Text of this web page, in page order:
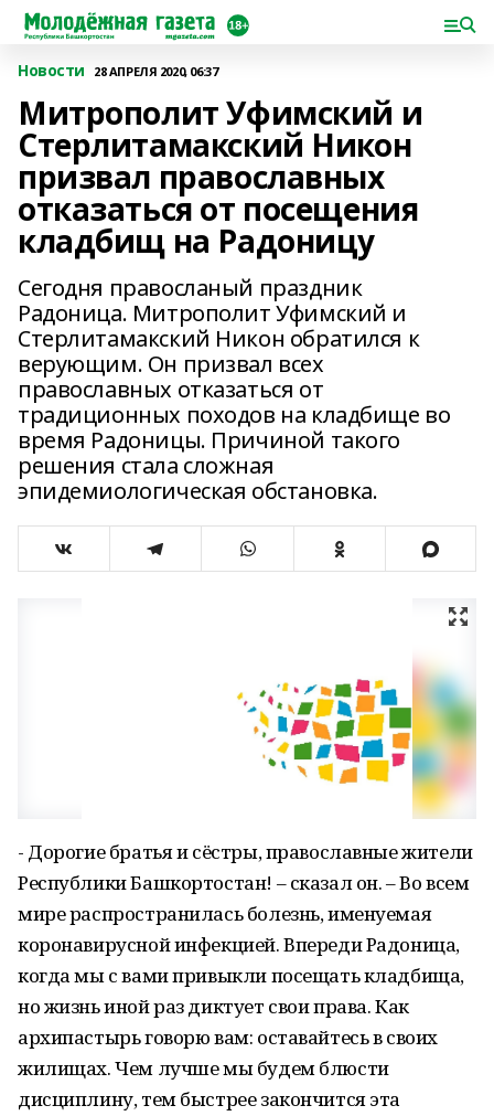
Новости 28 АПРЕЛЯ 2020, 06:37
Митрополит Уфимский и
Стерлитамакский Никон
призвал православных
отказаться от посещения
кладбищ на Радоницу
Сегодня правосланый праздник
Радоница. Митрополит Уфимский и
Стерлитамакский Никон обратился к
верующим. Он призвал всех
православных отказаться от
традиционных походов на кладбище во
время Радоницы. Причиной такого
решения стала сложная
эпидемиологическая обстановка.
- Дорогие братья и сёстры, православные жители
Республики Башкортостан! – сказал он. – Во всем
мире распространилась болезнь, именуемая
коронавирусной инфекцией. Впереди Радоница,
когда мы с вами привыкли посещать кладбища,
но жизнь иной раз диктует свои права. Как
архипастырь говорю вам: оставайтесь в своих
жилищах. Чем лучше мы будем блюсти
дисциплину, тем быстрее закончится эта